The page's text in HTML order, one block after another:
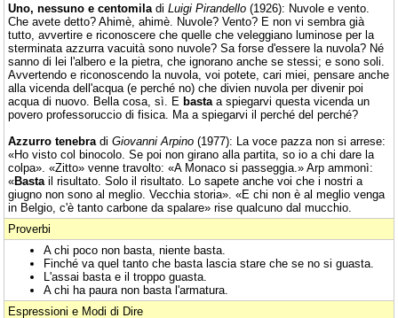
Uno, nessuno e centomila di Luigi Pirandello (1926): Nuvole e vento.
Che avete detto? Ahimè, ahimè. Nuvole? Vento? E non vi sembra già
tutto, avvertire e riconoscere che quelle che veleggiano luminose per la
sterminata azzurra vacuità sono nuvole? Sa forse d'essere la nuvola? Né
sanno di lei l'albero e la pietra, che ignorano anche se stessi; e sono soli.
Avvertendo e riconoscendo la nuvola, voi potete, cari miei, pensare anche
alla vicenda dell'acqua (e perché no) che divien nuvola per divenir poi
acqua di nuovo. Bella cosa, sì. E basta a spiegarvi questa vicenda un
povero professoruccio di fisica. Ma a spiegarvi il perché del perché?
Azzurro tenebra di Giovanni Arpino (1977): La voce pazza non si arrese:
«Ho visto col binocolo. Se poi non girano alla partita, so io a chi dare la
colpa». «Zitto» venne travolto: «A Monaco si passeggia.» Arp ammonì:
«Basta il risultato. Solo il risultato. Lo sapete anche voi che i nostri a
giugno non sono al meglio. Vecchia storia». «E chi non è al meglio venga
in Belgio, c'è tanto carbone da spalare» rise qualcuno dal mucchio.
Proverbi
A chi poco non basta, niente basta.
Finché va quel tanto che basta lascia stare che se no si guasta.
L'assai basta e il troppo guasta.
A chi ha paura non basta l'armatura.
Espressioni e Modi di Dire